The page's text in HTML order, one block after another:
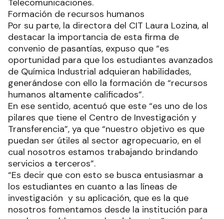
Telecomunicaciones.
Formación de recursos humanos
Por su parte, la directora del CIT Laura Lozina, al
destacar la importancia de esta firma de
convenio de pasantías, expuso que “es
oportunidad para que los estudiantes avanzados
de Química Industrial adquieran habilidades,
generándose con ello la formación de “recursos
humanos altamente calificados”.
En ese sentido, acentuó que este “es uno de los
pilares que tiene el Centro de Investigación y
Transferencia”, ya que “nuestro objetivo es que
puedan ser útiles al sector agropecuario, en el
cual nosotros estamos trabajando brindando
servicios a terceros”.
“Es decir que con esto se busca entusiasmar a
los estudiantes en cuanto a las líneas de
investigación y su aplicación, que es la que
nosotros fomentamos desde la institución para